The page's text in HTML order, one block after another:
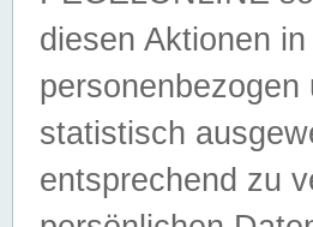
diesen Aktionen
statistisch
entsprechend zu